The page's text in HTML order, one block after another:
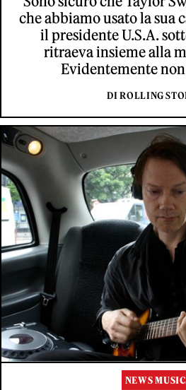
che abbiamo usato la sua
il presidente U.S.A.
ritraeva insieme alla
Evidentemente non
DI ROLLING
NEWS